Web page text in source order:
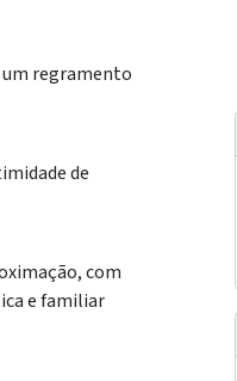
um regramento
de
com
e familiar